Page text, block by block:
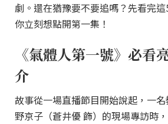
劇。還在猶豫要不要追嗎？先看完
你立刻想點開第一集！
《氣體人第一號》必看
介
故事從一場直播節目開始說起，一
野京子（蒼井優 飾）的現場專訪時